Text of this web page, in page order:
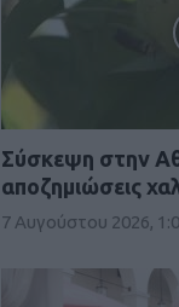
Σύσκεψη στην
αποζημιώσεις
7 Αυγούστου 2026,